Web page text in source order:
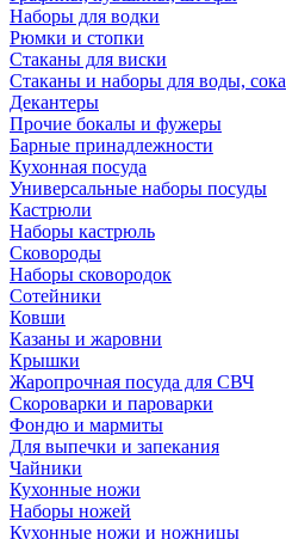
Наборы для водки
Рюмки и стопки
Стаканы для виски
Стаканы и наборы для воды, сока
Декантеры
Прочие бокалы и фужеры
Барные принадлежности
Кухонная посуда
Универсальные наборы посуды
Кастрюли
Наборы кастрюль
Сковороды
Наборы сковородок
Сотейники
Ковши
Казаны и жаровни
Крышки
Жаропрочная посуда для СВЧ
Скороварки и пароварки
Фондю и мармиты
Для выпечки и запекания
Чайники
Кухонные ножи
Наборы ножей
Кухонные ножи и ножницы